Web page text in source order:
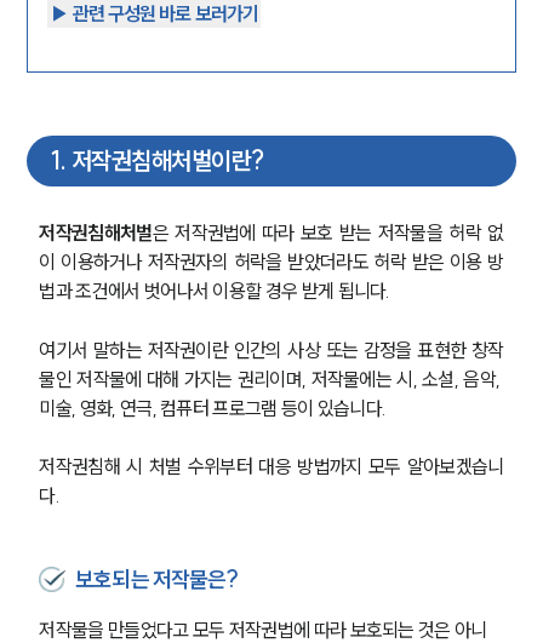
▶︎ 관련 구성원 바로 보러가기
1. 저작권침해처벌이란?
저작권침해처벌은 저작권법에 따라 보호 받는 저작물을 허락 없
이 이용하거나 저작권자의 허락을 받았더라도 허락 받은 이용 방
법과 조건에서 벗어나서 이용할 경우 받게 됩니다.
여기서 말하는 저작권이란 인간의 사상 또는 감정을 표현한 창작
물인 저작물에 대해 가지는 권리이며, 저작물에는 시, 소설, 음악,
미술, 영화, 연극, 컴퓨터 프로그램 등이 있습니다.
저작권침해 시 처벌 수위부터 대응 방법까지 모두 알아보겠습니
다.
보호되는 저작물은?
저작물을 만들었다고 모두 저작권법에 따라 보호되는 것은 아니